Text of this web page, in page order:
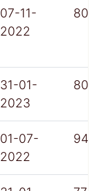
07-11-
2022
804
31-01-
2023
807
01-07-
2022
948